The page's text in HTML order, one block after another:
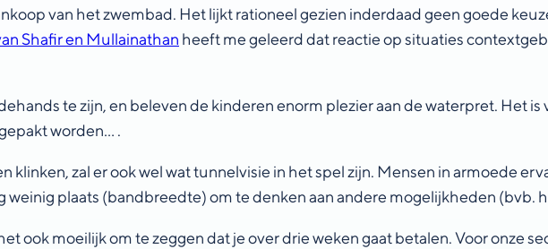
van het zwembad. Het lijkt rationeel gezien inderdaad geen goede
Shafir en Mullainathan heeft me geleerd dat reactie op situaties
te zijn, en beleven de kinderen enorm plezier aan de waterpret. Het
worden… .
klinken, zal er ook wel wat tunnelvisie in het spel zijn. Mensen in armoede
weinig plaats (bandbreedte) om te denken aan andere mogelijkheden (bvb.
ook moeilijk om te zeggen dat je over drie weken gaat betalen. Voor onze